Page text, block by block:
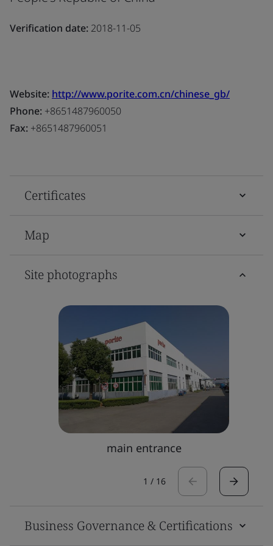
Verification date: 2018-11-05
Website: http://www.porite.com.cn/chinese_gb/
Phone: +8651487960050
Fax: +8651487960051
Certificates
Map
Site photographs
main entrance
1 / 16
Business Governance & Certifications